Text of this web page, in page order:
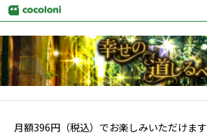
月額396円（税込）でお楽しみいただけます